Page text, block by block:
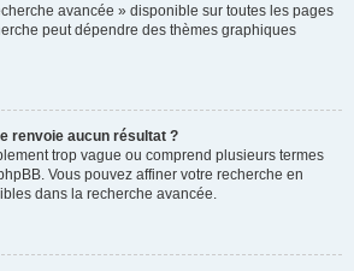
avancée » disponible sur toutes les pages
peut dépendre des thèmes graphiques
renvoie aucun résultat ?
trop vague ou comprend plusieurs termes
Vous pouvez affiner votre recherche en
dans la recherche avancée.